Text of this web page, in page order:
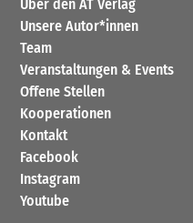
Über den AT Verlag
Unsere Autor*innen
Team
Veranstaltungen & Events
Offene Stellen
Kooperationen
Kontakt
Facebook
Instagram
Youtube